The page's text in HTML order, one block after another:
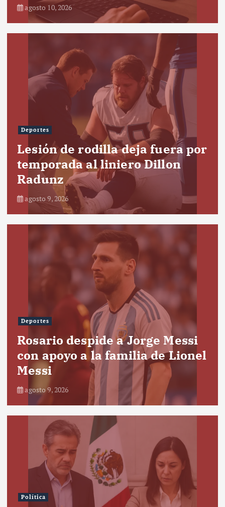
agosto 10, 2026
Deportes
Lesión de rodilla deja fuera por
temporada al liniero Dillon
Radunz
agosto 9, 2026
Deportes
Rosario despide a Jorge Messi
con apoyo a la familia de Lionel
Messi
agosto 9, 2026
Política